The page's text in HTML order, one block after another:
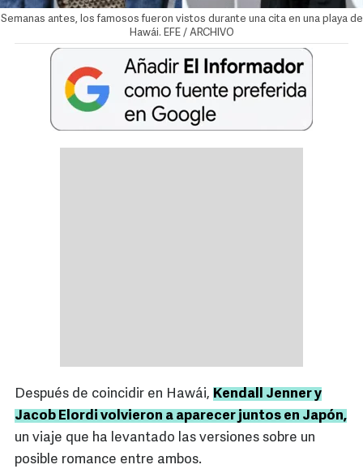
Semanas antes, los famosos fueron vistos durante una cita en una playa de
Hawái. EFE / ARCHIVO
Después de coincidir en Hawái, Kendall Jenner y
Jacob Elordi volvieron a aparecer juntos en Japón,
un viaje que ha levantado las versiones sobre un
posible romance entre ambos.